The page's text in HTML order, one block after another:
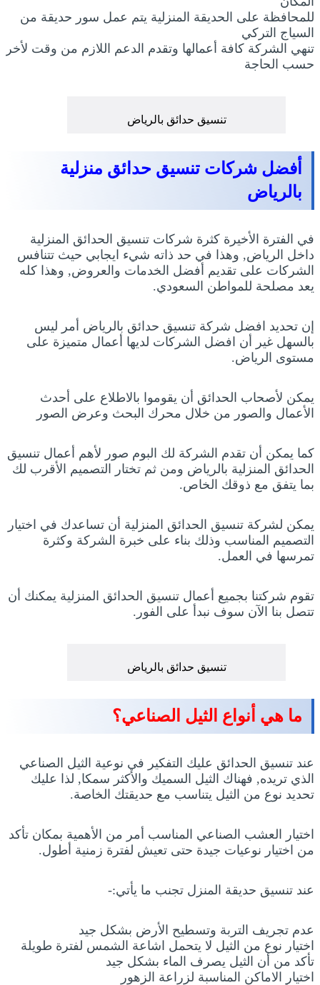
للمحافظة على الحديقة المنزلية يتم عمل سور حديقة من
السياج التركي
تنهي الشركة كافة أعمالها وتقدم الدعم اللازم من وقت لأخر
حسب الحاجة
تنسيق حدائق بالرياض
أفضل شركات تنسيق حدائق منزلية
بالرياض
في الفترة الأخيرة كثرة شركات تنسيق الحدائق المنزلية
داخل الرياض, وهذا في حد ذاته شيء ايجابي حيث تتنافس
الشركات على تقديم أفضل الخدمات والعروض, وهذا كله
يعد مصلحة للمواطن السعودي.
إن تحديد افضل شركة تنسيق حدائق بالرياض أمر ليس
بالسهل غير أن افضل الشركات لديها أعمال متميزة على
مستوى الرياض.
يمكن لأصحاب الحدائق أن يقوموا بالاطلاع على أحدث
الأعمال والصور من خلال محرك البحث وعرض الصور
كما يمكن أن تقدم الشركة لك البوم صور لأهم أعمال تنسيق
الحدائق المنزلية بالرياض ومن ثم تختار التصميم الأقرب لك
بما يتفق مع ذوقك الخاص.
يمكن لشركة تنسيق الحدائق المنزلية أن تساعدك في اختيار
التصميم المناسب وذلك بناء على خبرة الشركة وكثرة
تمرسها في العمل.
تقوم شركتنا بجميع أعمال تنسيق الحدائق المنزلية يمكنك أن
تتصل بنا الآن سوف نبدأ على الفور.
تنسيق حدائق بالرياض
ما هي أنواع الثيل الصناعي؟
عند تنسيق الحدائق عليك التفكير في نوعية الثيل الصناعي
الذي تريده, فهناك الثيل السميك والأكثر سمكا, لذا عليك
تحديد نوع من الثيل يتناسب مع حديقتك الخاصة.
اختيار العشب الصناعي المناسب أمر من الأهمية بمكان تأكد
من اختيار نوعيات جيدة حتى تعيش لفترة زمنية أطول.
عند تنسيق حديقة المنزل تجنب ما يأتي:-
عدم تجريف التربة وتسطيح الأرض بشكل جيد
اختيار نوع من الثيل لا يتحمل اشاعة الشمس لفترة طويلة
تأكد من أن الثيل يصرف الماء بشكل جيد
اختيار الاماكن المناسبة لزراعة الزهور